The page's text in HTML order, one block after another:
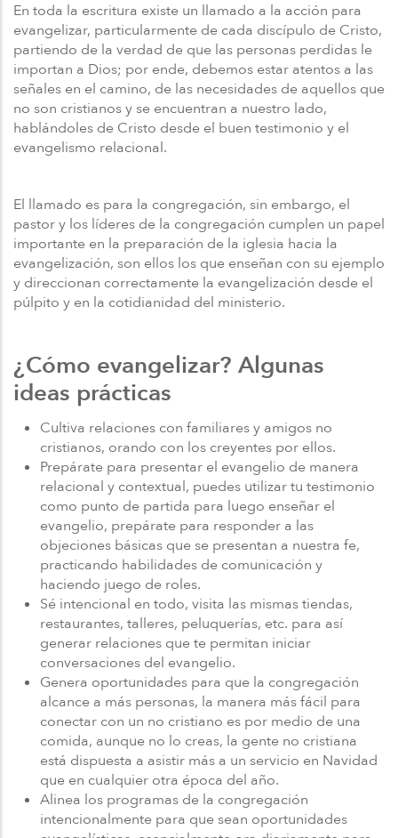
En toda la escritura existe un llamado a la acción para
evangelizar, particularmente de cada discípulo de Cristo,
partiendo de la verdad de que las personas perdidas le
importan a Dios; por ende, debemos estar atentos a las
señales en el camino, de las necesidades de aquellos que
no son cristianos y se encuentran a nuestro lado,
hablándoles de Cristo desde el buen testimonio y el
evangelismo relacional.
El llamado es para la congregación, sin embargo, el
pastor y los líderes de la congregación cumplen un papel
importante en la preparación de la iglesia hacia la
evangelización, son ellos los que enseñan con su ejemplo
y direccionan correctamente la evangelización desde el
púlpito y en la cotidianidad del ministerio.
¿Cómo evangelizar? Algunas
ideas prácticas
Cultiva relaciones con familiares y amigos no
cristianos, orando con los creyentes por ellos.
Prepárate para presentar el evangelio de manera
relacional y contextual, puedes utilizar tu testimonio
como punto de partida para luego enseñar el
evangelio, prepárate para responder a las
objeciones básicas que se presentan a nuestra fe,
practicando habilidades de comunicación y
haciendo juego de roles.
Sé intencional en todo, visita las mismas tiendas,
restaurantes, talleres, peluquerías, etc. para así
generar relaciones que te permitan iniciar
conversaciones del evangelio.
Genera oportunidades para que la congregación
alcance a más personas, la manera más fácil para
conectar con un no cristiano es por medio de una
comida, aunque no lo creas, la gente no cristiana
está dispuesta a asistir más a un servicio en Navidad
que en cualquier otra época del año.
Alinea los programas de la congregación
intencionalmente para que sean oportunidades